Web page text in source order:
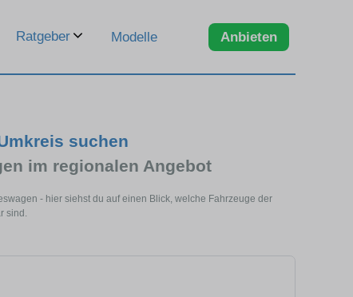
Ratgeber Modelle Anbieten
suchen
im regionalen Angebot
- hier siehst du auf einen Blick, welche Fahrzeuge der
sind.